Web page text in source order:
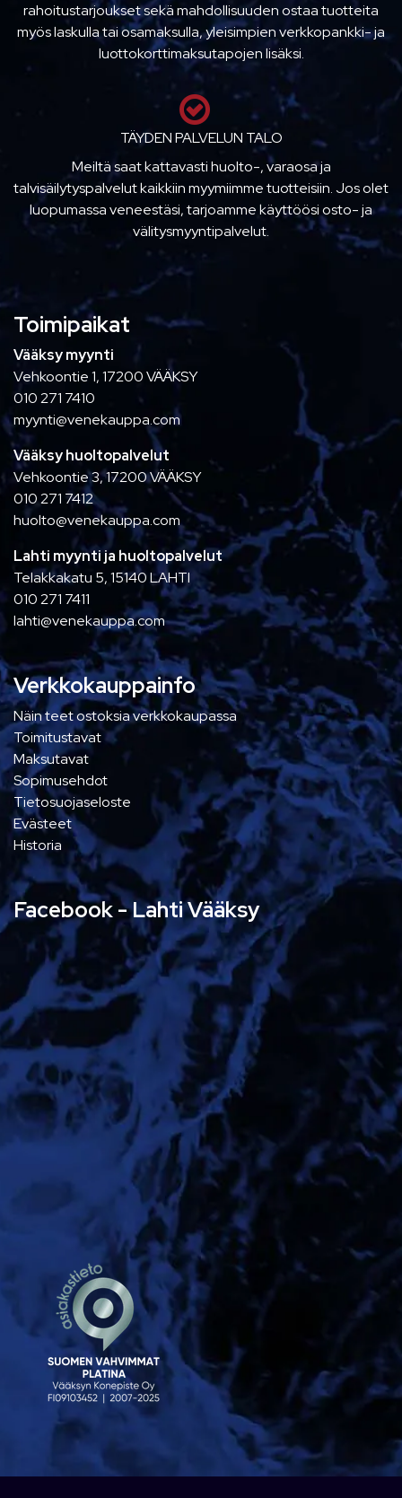
rahoitustarjoukset sekä mahdollisuuden ostaa tuotteita
myös laskulla tai osamaksulla, yleisimpien verkkopankki- ja
luottokorttimaksutapojen lisäksi.
TÄYDEN PALVELUN TALO
Meiltä saat kattavasti huolto-, varaosa ja
talvisäilytyspalvelut kaikkiin myymiimme tuotteisiin. Jos olet
luopumassa veneestäsi, tarjoamme käyttöösi osto- ja
välitysmyyntipalvelut.
Toimipaikat
Vääksy myynti
Vehkoontie 1, 17200 VÄÄKSY
010 271 7410
myynti@venekauppa.com
Vääksy huoltopalvelut
Vehkoontie 3, 17200 VÄÄKSY
010 271 7412
huolto@venekauppa.com
Lahti myynti ja huoltopalvelut
Telakkakatu 5, 15140 LAHTI
010 271 7411
lahti@venekauppa.com
Verkkokauppainfo
Näin teet ostoksia verkkokaupassa
Toimitustavat
Maksutavat
Sopimusehdot
Tietosuojaseloste
Evästeet
Historia
Facebook - Lahti Vääksy